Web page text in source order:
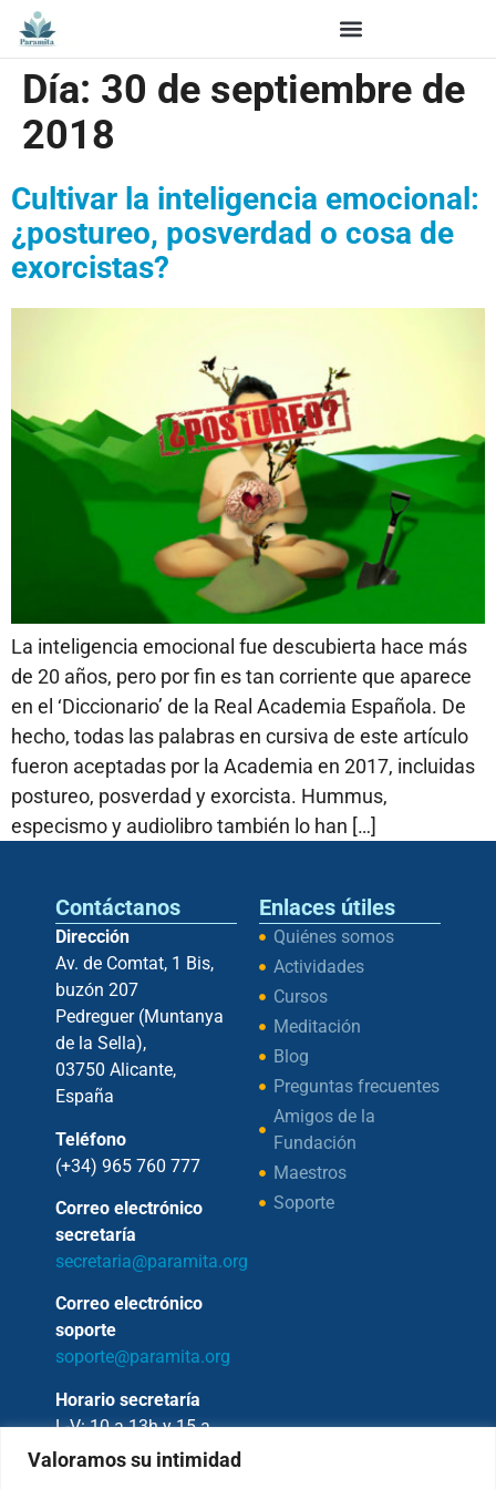
Valoramos su intimidad
Día: 30 de septiembre de
2018
Cultivar la inteligencia emocional:
¿postureo, posverdad o cosa de
exorcistas?
La inteligencia emocional fue descubierta hace más
de 20 años, pero por fin es tan corriente que aparece
en el ‘Diccionario’ de la Real Academia Española. De
hecho, todas las palabras en cursiva de este artículo
fueron aceptadas por la Academia en 2017, incluidas
postureo, posverdad y exorcista. Hummus,
especismo y audiolibro también lo han […]
Contáctanos
Dirección
Av. de Comtat, 1 Bis,
buzón 207
Pedreguer (Muntanya
de la Sella),
03750 Alicante,
España
Teléfono
(+34) 965 760 777
Correo electrónico
secretaría
secretaria@paramita.org
Correo electrónico
soporte
soporte@paramita.org
Horario secretaría
L-V: 10 a 13h y 15 a
17h
Enlaces útiles
Quiénes somos
Actividades
Cursos
Meditación
Blog
Preguntas frecuentes
Amigos de la
Fundación
Maestros
Soporte